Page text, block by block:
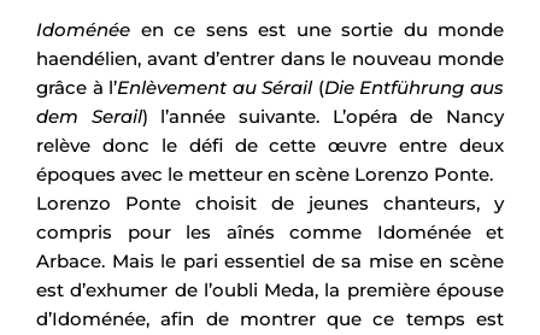
Idoménée en ce sens est une sortie du monde
haendélien, avant d’entrer dans le nouveau monde
grâce à l’Enlèvement au Sérail(Die Entführung aus
dem Serail) l’année suivante. L’opéra de Nancy
relève donc le défi de cette œuvre entre deux
époques avec le metteur en scène Lorenzo Ponte.
Lorenzo Ponte choisit de jeunes chanteurs, y
compris pour les aînés comme Idoménée et
Arbace. Mais le pari essentiel de sa mise en scène
est d’exhumer de l’oubli Meda, la première épouse
d’Idoménée, afin de montrer que ce temps est